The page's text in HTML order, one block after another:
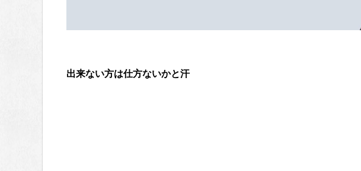
出来ない方は仕方ないかと汗